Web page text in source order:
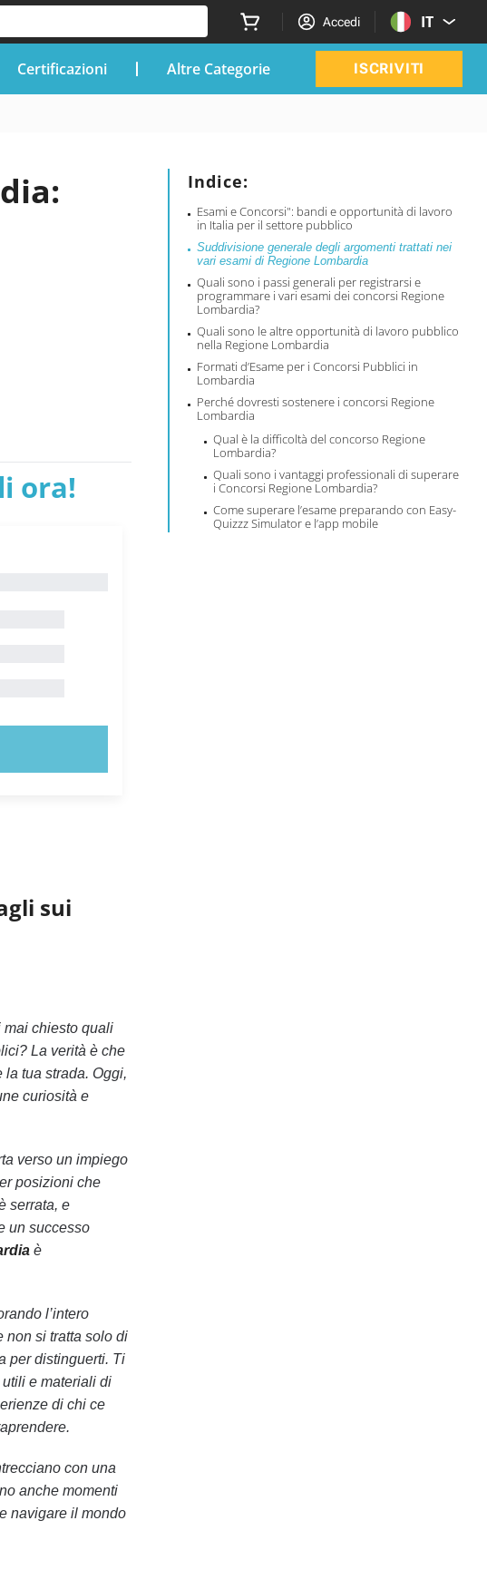
Accedi IT
Certificazioni Altre Categorie ISCRIVITI
Indice:
Esami e Concorsi": bandi e opportunità di lavoro
in Italia per il settore pubblico
Suddivisione generale degli argomenti trattati nei
vari esami di Regione Lombardia
Quali sono i passi generali per registrarsi e
programmare i vari esami dei concorsi Regione
Lombardia?
Quali sono le altre opportunità di lavoro pubblico
nella Regione Lombardia
Formati d’Esame per i Concorsi Pubblici in
Lombardia
Perché dovresti sostenere i concorsi Regione
Lombardia
Qual è la difficoltà del concorso Regione
Lombardia?
Quali sono i vantaggi professionali di superare
i Concorsi Regione Lombardia?
Come superare l’esame preparando con Easy-
Quizzz Simulator e l’app mobile
ora!
sui
mai chiesto quali
La verità è che
tua strada. Oggi,
curiosità e
verso un impiego
posizioni che
serrata, e
un successo
è
l’intero
non si tratta solo di
per distinguerti. Ti
e materiali di
di chi ce
con una
anche momenti
navigare il mondo